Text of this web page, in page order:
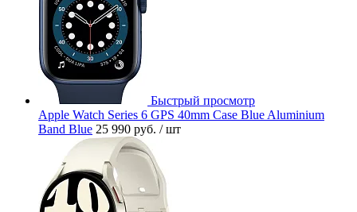
Быстрый просмотр
Apple Watch Series 6 GPS 40mm Case Blue Aluminium
Band Blue 25 990 руб. / шт